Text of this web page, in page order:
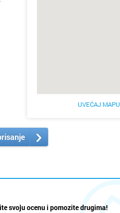
UVEĆAJ MAPU
svoju ocenu i pomozite drugima!